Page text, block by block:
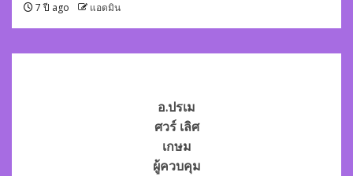
7 ปี ago แอดมิน
อ.ปรเม
ศวร์ เลิศ
เกษม
ผู้ควบคุม